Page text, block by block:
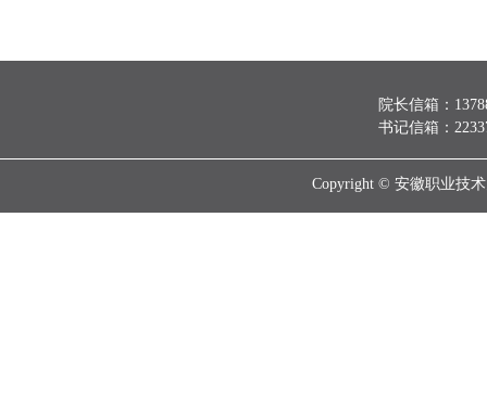
院长信箱：
书记信箱：
Copyright © 安徽职业技术